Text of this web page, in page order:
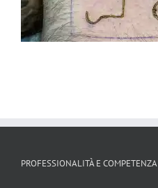
PROFESSIONALITÀ E COMPETENZA